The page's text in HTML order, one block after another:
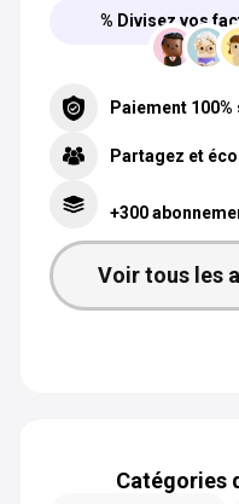
% Divisez vos
Paiement
Partagez et
+300
Voir tous les
Catégories